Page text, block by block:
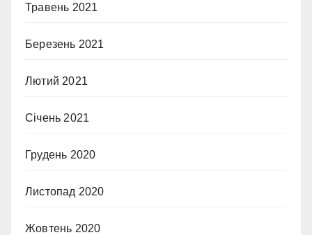
Травень 2021
Березень 2021
Лютий 2021
Січень 2021
Грудень 2020
Листопад 2020
Жовтень 2020